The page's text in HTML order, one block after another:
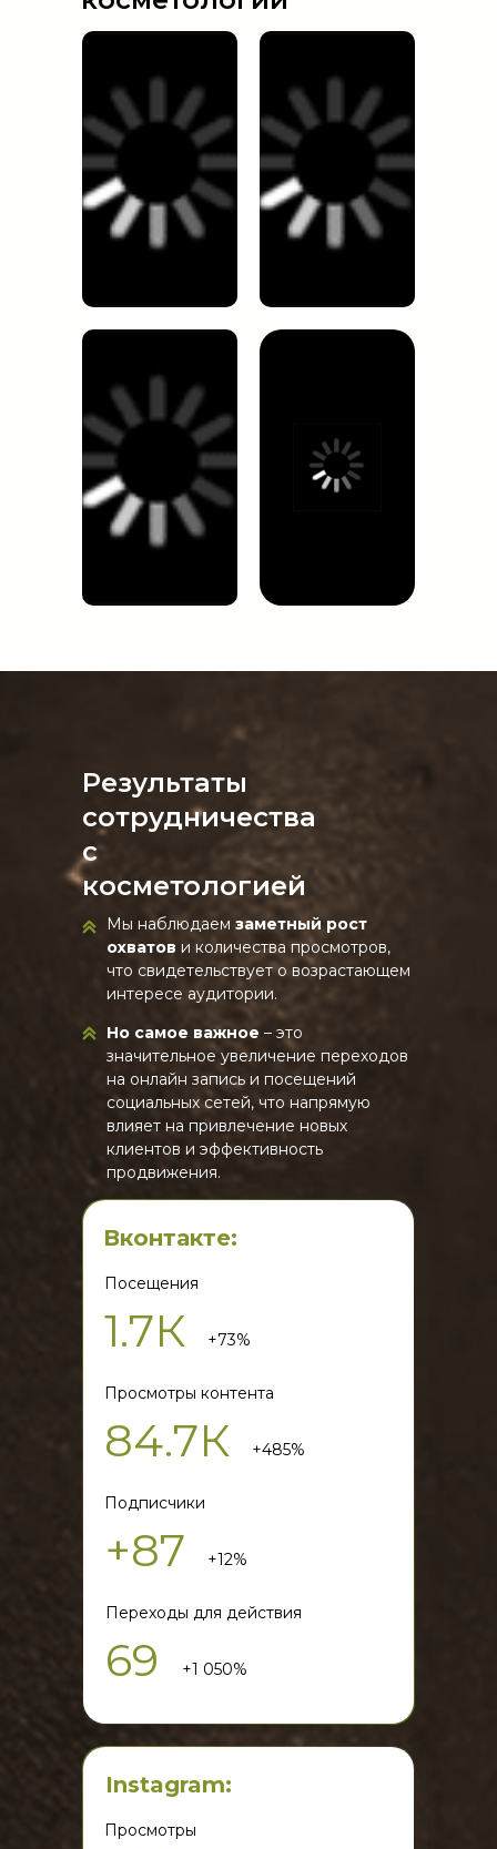
Просмотры контента
Посещения
84.7К
1.7К
+485%
+73%
+12%
+1 050%
Подписчики
Переходы для действия
Вконтакте:
+87
69
Instagram:
Просмотры
Но самое важное – это
значительное увеличение переходов
на онлайн запись и посещений
социальных сетей, что напрямую
влияет на привлечение новых
клиентов и эффективность
продвижения.
Мы наблюдаем заметный рост
охватов и количества просмотров,
что свидетельствует о возрастающем
интересе аудитории.
Результаты
сотрудничества
с
косметологией